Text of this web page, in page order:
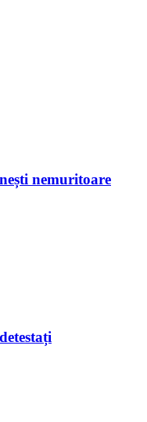
nemuritoare